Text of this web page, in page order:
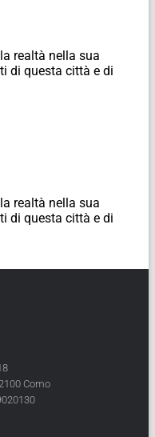
realtà nella sua
di questa città e di
realtà nella sua
di questa città e di
Como